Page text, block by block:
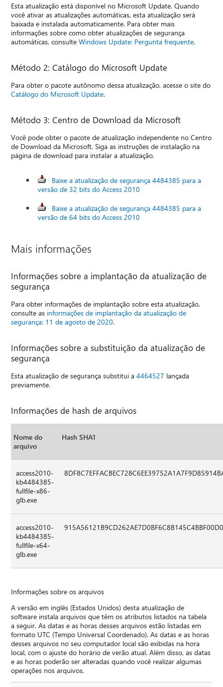
Esta atualização está disponível no Microsoft Update. Quando
você ativar as atualizações automáticas, esta atualização será
baixada e instalada automaticamente. Para obter mais
informações sobre como obter atualizações de segurança
automáticas, consulteWindows Update: Pergunta frequente.
Método 2: Catálogo do Microsoft Update
Para obter o pacote autônomo dessa atualização, acesse o site do
Catálogo do Microsoft Update.
Método 3: Centro de Download da Microsoft
Você pode obter o pacote de atualização independente no Centro
de Download da Microsoft. Siga as instruções de instalação na
página de download para instalar a atualização.
Baixe a atualização de segurança 4484385 para a
versão de 32 bits do Access 2010
Baixe a atualização de segurança 4484385 para a
versão de 64 bits do Access 2010
Mais informações
Informações sobre a implantação da atualização de
segurança
Para obter informações de implantação sobre esta atualização,
consulte as informações de implantação da atualização de
segurança: 11 de agosto de 2020.
Informações sobre a substituição da atualização de
segurança
Esta atualização de segurança substitui a4464527 lançada
previamente.
Informações de hash de arquivos
Nome do
arquivo
Hash SHA1
access2010-
kb4484385-
fullfile-x86-
glb.exe
access2010-
kb4484385-
fullfile-x64-
glb.exe
Informações sobre os arquivos
A versão em inglês (Estados Unidos) desta atualização de
software instala arquivos que têm os atributos listados na tabela
a seguir. As datas e as horas desses arquivos estão listadas em
formato UTC (Tempo Universal Coordenado). As datas e as horas
desses arquivos no seu computador local são exibidas na hora
local, com o ajuste do horário de verão atual. Além disso, as datas
e as horas poderão ser alteradas quando você realizar algumas
operações nos arquivos.